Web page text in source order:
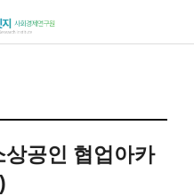
공인 협업아카